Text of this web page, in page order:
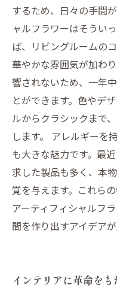
するため、日々の手間
ャルフラワーはそうい
ば、リビングルームの
華やかな雰囲気が加わ
響されないため、一年
とができます。色やデ
ルからクラシックまで
します。 アレルギーを
も大きな魅力です。最
求した製品も多く、本
覚を与えます。これら
アーティフィシャルフ
間を作り出すアイデアが
インテリアに革命を